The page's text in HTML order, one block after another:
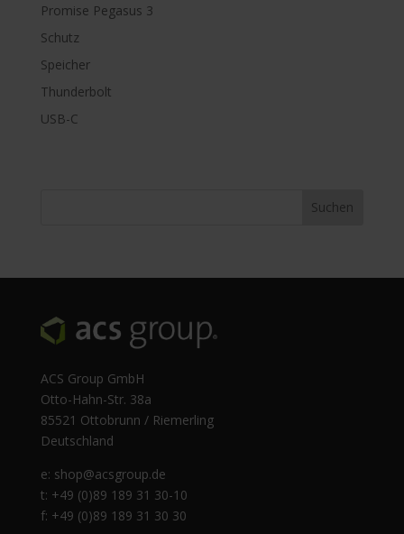
Promise Pegasus 3
Schutz
Speicher
Thunderbolt
USB-C
ACS Group GmbH
Otto-Hahn-Str. 38a
85521 Ottobrunn / Riemerling
Deutschland
e: shop@acsgroup.de
t: +49 (0)89 189 31 30-10
f: +49 (0)89 189 31 30 30